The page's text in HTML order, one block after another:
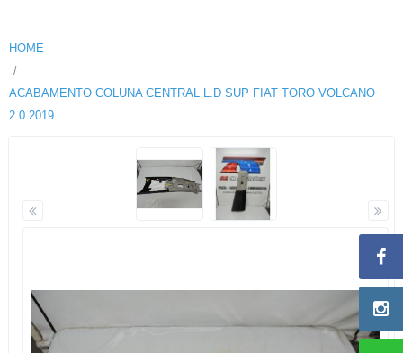
HOME
ACABAMENTO COLUNA CENTRAL L.D SUP FIAT TORO VOLCANO
2.0 2019